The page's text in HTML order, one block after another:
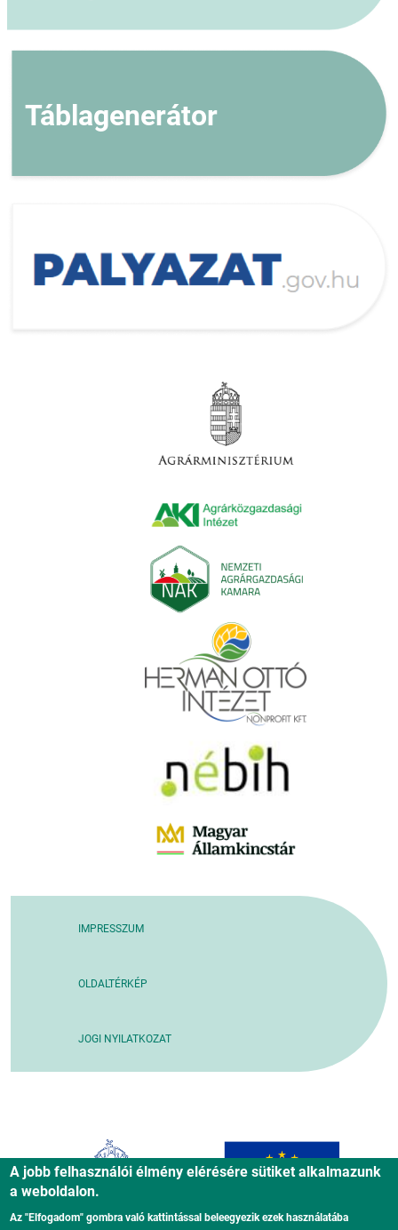
Táblagenerátor
IMPRESSZUM
OLDALTÉRKÉP
JOGI NYILATKOZAT
A jobb felhasználói élmény elérésére sütiket alkalmazunk
a weboldalon.
Az "Elfogadom" gombra való kattintással beleegyezik ezek használatába